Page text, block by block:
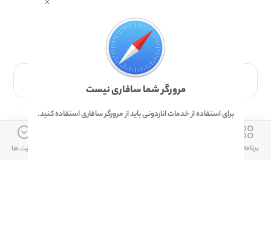
برای دانلود برنامه با مرورگر Safari وارد شوید.
ارتباط با ما
برنامه ها آپدیت ها
مرورگر شما سافاری نیست
برای استفاده از خدمات اناردونی باید از مرورگر سافاری استفاده کنید.